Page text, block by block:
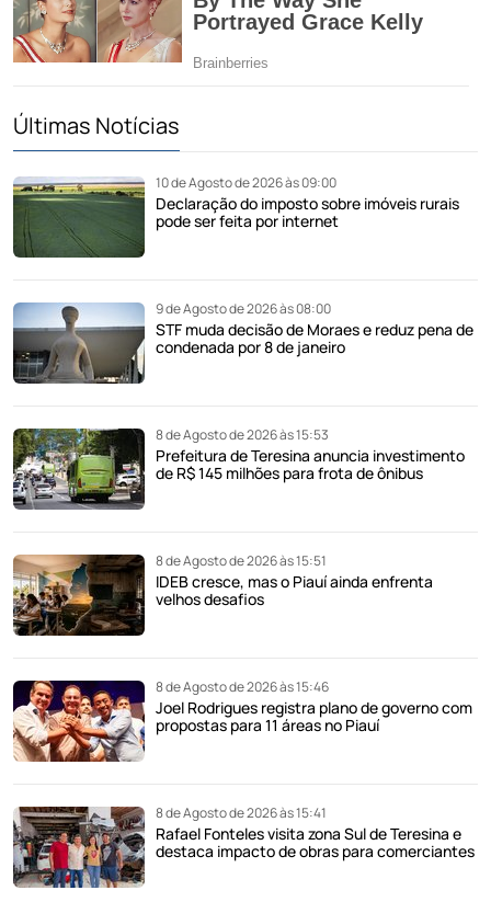
Últimas Notícias
10 de Agosto de 2026 às 09:00
Declaração do imposto sobre imóveis rurais
pode ser feita por internet
9 de Agosto de 2026 às 08:00
STF muda decisão de Moraes e reduz pena de
condenada por 8 de janeiro
8 de Agosto de 2026 às 15:53
Prefeitura de Teresina anuncia investimento
de R$ 145 milhões para frota de ônibus
8 de Agosto de 2026 às 15:51
IDEB cresce, mas o Piauí ainda enfrenta
velhos desafios
8 de Agosto de 2026 às 15:46
Joel Rodrigues registra plano de governo com
propostas para 11 áreas no Piauí
8 de Agosto de 2026 às 15:41
Rafael Fonteles visita zona Sul de Teresina e
destaca impacto de obras para comerciantes